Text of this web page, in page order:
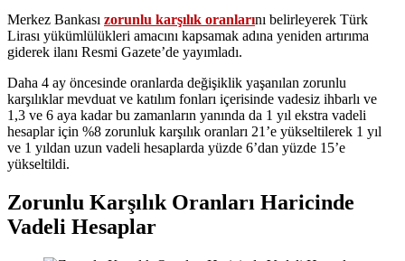
Merkez Bankası zorunlu karşılık oranlarını belirleyerek Türk
Lirası yükümlülükleri amacını kapsamak adına yeniden artırıma
giderek ilanı Resmi Gazete’de yayımladı.
Daha 4 ay öncesinde oranlarda değişiklik yaşanılan zorunlu
karşılıklar mevduat ve katılım fonları içerisinde vadesiz ihbarlı ve
1,3 ve 6 aya kadar bu zamanların yanında da 1 yıl ekstra vadeli
hesaplar için %8 zorunluk karşılık oranları 21’e yükseltilerek 1 yıl
ve 1 yıldan uzun vadeli hesaplarda yüzde 6’dan yüzde 15’e
yükseltildi.
Zorunlu Karşılık Oranları Haricinde
Vadeli Hesaplar